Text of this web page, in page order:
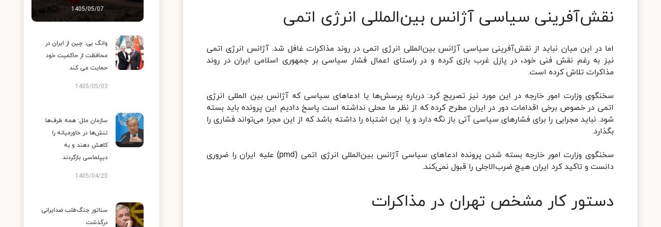
نقش‌آفرینی سیاسی آژانس بین‌المللی انرژی اتمی
اما در این میان نباید از نقش‌آفرینی سیاسی آژانس بین‌المللی انرژی اتمی در روند مذاکرات غافل شد. آژانس انرژی اتمی
نیز به رغم نقش فنی خود، در پازل غرب بازی کرده و در راستای اعمال فشار سیاسی بر جمهوری اسلامی ایران در روند
مذاکرات تلاش کرده است.
سخنگوی وزارت امور خارجه در این مورد نیز تصریح کرد: درباره پرسش‌ها یا ادعاهای سیاسی که آژانس بین المللی انرژی
اتمی در خصوص برخی اقدامات دور در ایران مطرح کرده که از نظر ما محلی نداشته است پاسخ دادیم این پرونده باید بسته
شود. نباید مجرایی را برای فشارهای سیاسی آتی باز نگه دارد و یا این اشتباه را داشته باشد که از این مجرا می‌تواند فشاری را
بگذارد.
سخنگوی وزارت امور خارجه بسته شدن پرونده ادعاهای سیاسی آژانس بین‌المللی انرژی اتمی (pmd) علیه ایران را ضروری
دانست و تاکید کرد ایران هیچ ضرب‌الاجلی را قبول نمی‌کند.
دستور کار مشخص تهران در مذاکرات
1405/05/07
وانگ یی: چین از ایران در
محافظت از حاکمیت خود
حمایت می کند
1405/05/03
سازمان ملل: همه طرف‌ها
تنش‌ها در خاورمیانه را
کاهش دهند و به
دیپلماسی بازگردند
1405/04/25
سناتور جنگ‌طلب ضدایرانی
درگذشت